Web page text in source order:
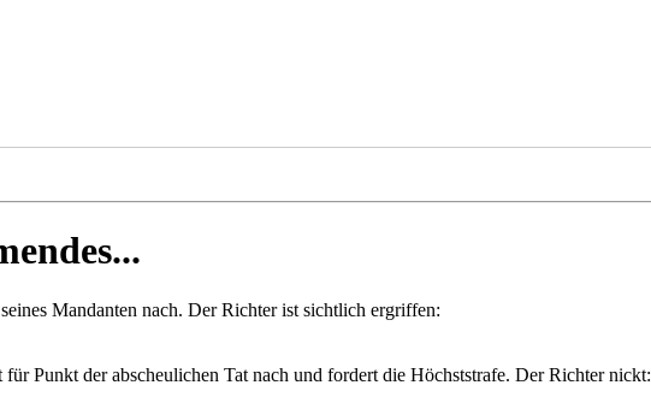
Mandanten nach. Der Richter ist sichtlich ergriffen:
Punkt der abscheulichen Tat nach und fordert die Höchststrafe. Der Richter nickt: